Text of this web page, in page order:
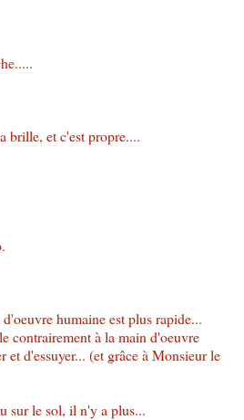
brille, et c'est propre....
humaine est plus rapide...
contrairement à la main d'oeuvre
et d'essuyer... (et grâce à Monsieur le
sur le sol, il n'y a plus...